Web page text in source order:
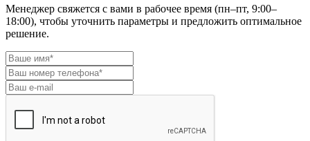
Менеджер свяжется с вами в рабочее время (пн–пт, 9:00–
18:00), чтобы уточнить параметры и предложить оптимальное
решение.